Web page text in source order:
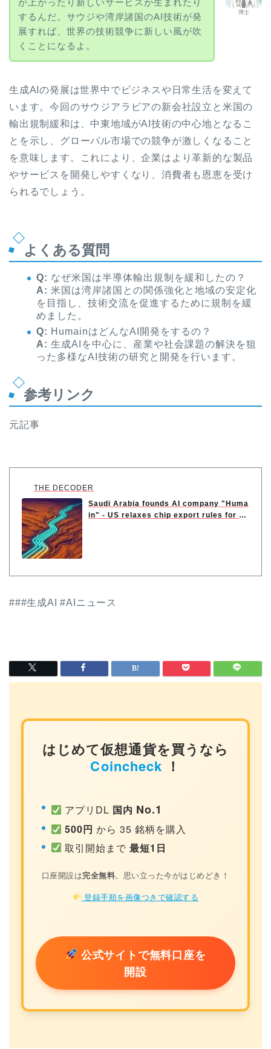
博士
するんだ。サウジや湾岸諸国のAI技術が発
展すれば、世界の技術競争に新しい風が吹
くことになるよ。
生成AIの発展は世界中でビジネスや日常生活を変えて
います。今回のサウジアラビアの新会社設立と米国の
輸出規制緩和は、中東地域がAI技術の中心地となるこ
とを示し、グローバル市場での競争が激しくなること
を意味します。これにより、企業はより革新的な製品
やサービスを開発しやすくなり、消費者も恩恵を受け
られるでしょう。
よくある質問
Q: なぜ米国は半導体輸出規制を緩和したの？
A: 米国は湾岸諸国との関係強化と地域の安定化
を目指し、技術交流を促進するために規制を緩
めました。
Q: HumainはどんなAI開発をするの？
A: 生成AIを中心に、産業や社会課題の解決を狙
った多様なAI技術の研究と開発を行います。
参考リンク
元記事
THE DECODER
Saudi Arabia founds AI company "Huma
in" - US relaxes chip export rules for G
###生成AI #AIニュース
はじめて仮想通貨を買うなら
Coincheck ！
アプリDL 国内 No.1
500円 から 35 銘柄を購入
取引開始まで最短1日
口座開設は完全無料。思い立った今がはじめどき！
登録手順を画像つきで確認する
公式サイトで無料口座を
開設